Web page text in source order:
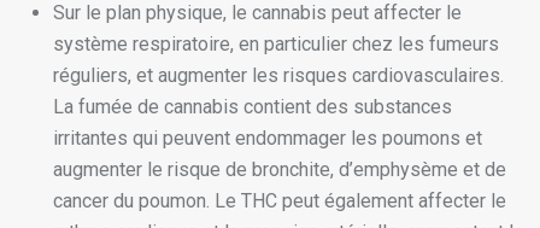
Sur le plan physique, le cannabis peut affecter le
système respiratoire, en particulier chez les fumeurs
réguliers, et augmenter les risques cardiovasculaires.
La fumée de cannabis contient des substances
irritantes qui peuvent endommager les poumons et
augmenter le risque de bronchite, d’emphysème et de
cancer du poumon. Le THC peut également affecter le